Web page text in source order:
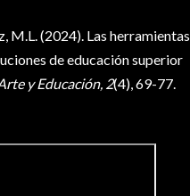
M.L. (2024). Las herramientas
de educación superior
y Educación, 2(4), 69-77.